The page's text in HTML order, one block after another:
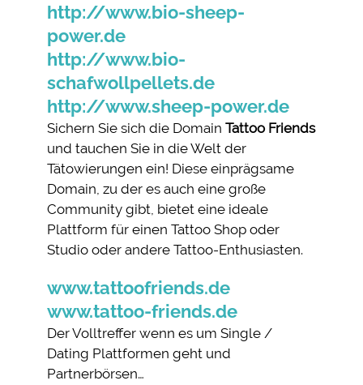
http://www.bio-sheep-
power.de
http://www.bio-
schafwollpellets.de
http://www.sheep-power.de
Sichern Sie sich die DomainTattoo Friends
und tauchen Sie in die Welt der
Tätowierungen ein! Diese einprägsame
Domain, zu der es auch eine große
Community gibt, bietet eine ideale
Plattform für einen Tattoo Shop oder
Studio oder andere Tattoo-Enthusiasten.
www.tattoofriends.de
www.tattoo-friends.de
Der Volltreffer wenn es um Single /
Dating Plattformen geht und
Partnerbörsen…